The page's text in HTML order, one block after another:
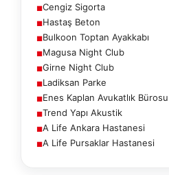
■Cengiz Sigorta
■Hastaş Beton
■Bulkoon Toptan Ayakkabı
■Magusa Night Club
■Girne Night Club
■Ladiksan Parke
■Enes Kaplan Avukatlık Bürosu
■Trend Yapı Akustik
■A Life Ankara Hastanesi
■A Life Pursaklar Hastanesi